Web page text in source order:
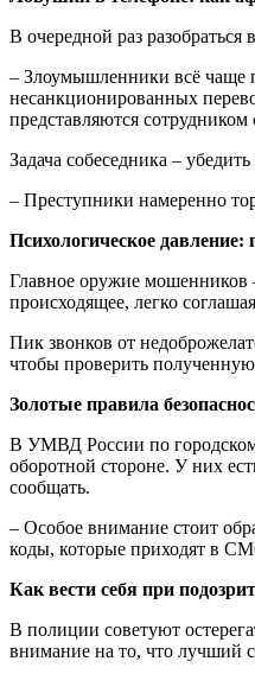
В очередной раз
– Злоумышленники всё чаще
несанкционированных
представляются
Задача собеседника –
– Преступники намеренно
Психологическое
Главное оружие мошенников
происходящее, легко
Пик звонков от
чтобы проверить
Золотые правила
В УМВД России по
оборотной стороне. У них
сообщать.
– Особое внимание стоит
коды, которые приходят в
Как вести себя при
В полиции советуют
внимание на то, что лучший